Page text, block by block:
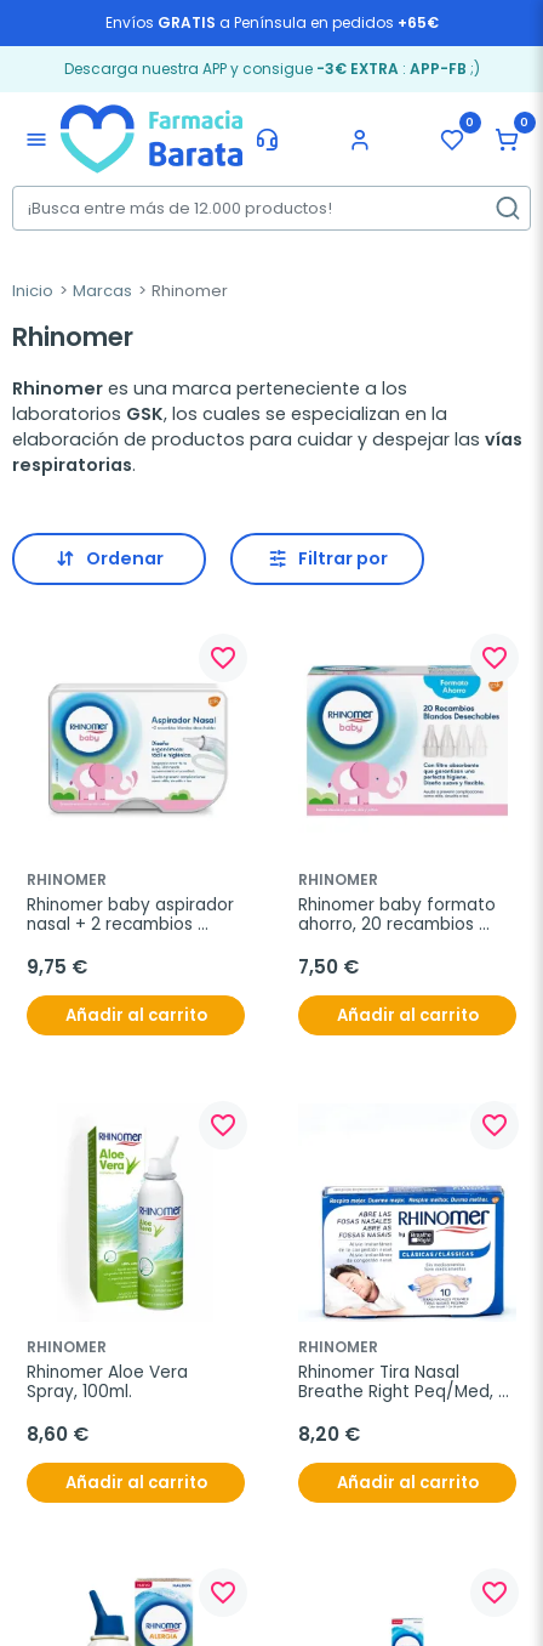
Envíos GRATIS a Península en pedidos +65€
Descarga nuestra APP y consigue -3€ EXTRA: APP-FB ;)
menu
0 0
Inicio Marcas Rhinomer
Rhinomer
Rhinomer es una marca perteneciente a los
laboratorios GSK, los cuales se especializan en la
elaboración de productos para cuidar y despejar las vías
respiratorias.
Ordenar Filtrar por
favorite_border
RHINOMER
Rhinomer baby aspirador
nasal + 2 recambios
9,75 €
Añadir al carrito
favorite_border
RHINOMER
Rhinomer baby formato
ahorro, 20 recambios
7,50 €
Añadir al carrito
favorite_border
RHINOMER
Rhinomer Aloe Vera
Spray, 100ml.
8,60 €
Añadir al carrito
favorite_border
RHINOMER
Rhinomer Tira Nasal
Breathe Right Peq/Med,
8,20 €
Añadir al carrito
favorite_border favorite_border